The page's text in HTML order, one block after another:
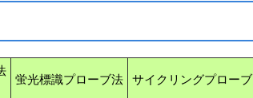
蛍光標識プローブ法 サイクリングプローブ